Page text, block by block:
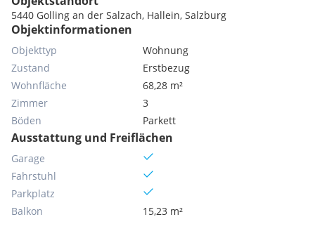
5440 Golling an der Salzach, Hallein, Salzburg
Objektinformationen
Objekttyp
Wohnung
Zustand
Erstbezug
Wohnfläche
68,28 m²
Zimmer
3
Böden
Parkett
Ausstattung und Freiflächen
Garage
Fahrstuhl
Parkplatz
Balkon
15,23 m²